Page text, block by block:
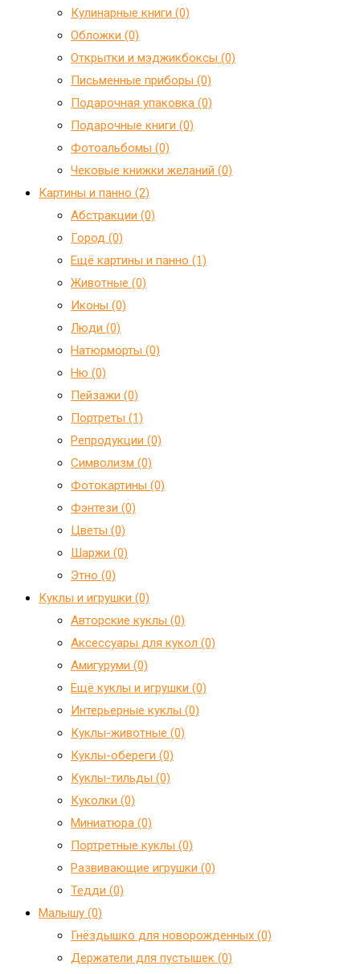
Кулинарные книги (0)
Обложки (0)
Открытки и мэджикбоксы (0)
Письменные приборы (0)
Подарочная упаковка (0)
Подарочные книги (0)
Фотоальбомы (0)
Чековые книжки желаний (0)
Картины и панно (2)
Абстракции (0)
Город (0)
Ещё картины и панно (1)
Животные (0)
Иконы (0)
Люди (0)
Натюрморты (0)
Ню (0)
Пейзажи (0)
Портреты (1)
Репродукции (0)
Символизм (0)
Фотокартины (0)
Фэнтези (0)
Цветы (0)
Шаржи (0)
Этно (0)
Куклы и игрушки (0)
Авторские куклы (0)
Аксессуары для кукол (0)
Амигуруми (0)
Ещё куклы и игрушки (0)
Интерьерные куклы (0)
Куклы-животные (0)
Куклы-обереги (0)
Куклы-тильды (0)
Куколки (0)
Миниатюра (0)
Портретные куклы (0)
Развивающие игрушки (0)
Тедди (0)
Малышу (0)
Гнёздышко для новорожденных (0)
Держатели для пустышек (0)